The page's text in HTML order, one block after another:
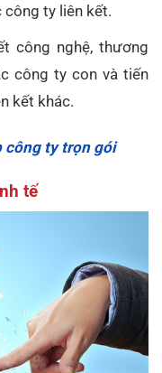
công ty liên kết.
công nghệ, thương
công ty con và tiến
kết khác.
công ty trọn gói
tế